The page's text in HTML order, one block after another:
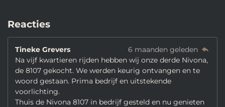
Reacties
Tineke Grevers
6 maanden geleden
Na vijf kwartieren rijden hebben wij onze derde Nivona,
de 8107 gekocht. We werden keurig ontvangen en te
woord gestaan. Prima bedrijf en uitstekende
voorlichting.
Thuis de Nivona 8107 in bedrijf gesteld en nu genieten